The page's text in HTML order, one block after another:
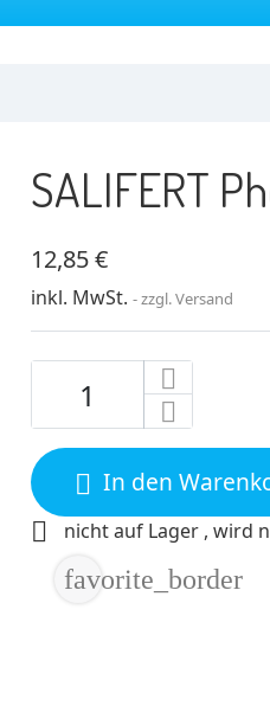
SALIFERT
12,85 €
inkl. MwSt. zzgl. Versand
 In den
 nicht auf Lager , wird
favorite_border